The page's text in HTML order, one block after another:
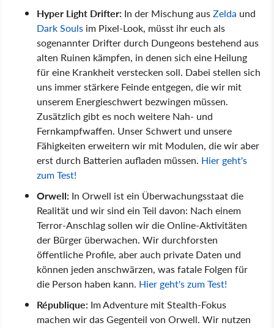
Hyper Light Drifter: In der Mischung ausZelda und
Dark Souls im Pixel-Look, müsst ihr euch als
sogenannter Drifter durch Dungeons bestehend aus
alten Ruinen kämpfen, in denen sich eine Heilung
für eine Krankheit verstecken soll. Dabei stellen sich
uns immer stärkere Feinde entgegen, die wir mit
unserem Energieschwert bezwingen müssen.
Zusätzlich gibt es noch weitere Nah- und
Fernkampfwaffen. Unser Schwert und unsere
Fähigkeiten erweitern wir mit Modulen, die wir aber
erst durch Batterien aufladen müssen. Hier geht's
zum Test!
Orwell: In Orwell ist ein Überwachungsstaat die
Realität und wir sind ein Teil davon: Nach einem
Terror-Anschlag sollen wir die Online-Aktivitäten
der Bürger überwachen. Wir durchforsten
öffentliche Profile, aber auch private Daten und
können jeden anschwärzen, was fatale Folgen für
die Person haben kann. Hier geht's zum Test!
République: Im Adventure mit Stealth-Fokus
machen wir das Gegenteil von Orwell. Wir nutzen